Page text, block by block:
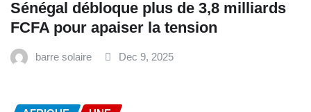
Sénégal débloque plus de 3,8 milliards
FCFA pour apaiser la tension
barre solaire Dec 9, 2025